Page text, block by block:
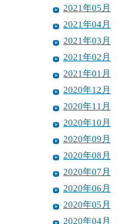
2021年05月
2021年04月
2021年03月
2021年02月
2021年01月
2020年12月
2020年11月
2020年10月
2020年09月
2020年08月
2020年07月
2020年06月
2020年05月
2020年04月